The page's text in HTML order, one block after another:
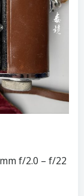
f/2.0 – f/22